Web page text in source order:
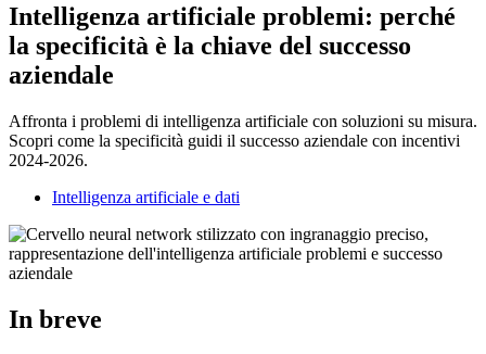
Intelligenza artificiale problemi: perché
la specificità è la chiave del successo
aziendale
Affronta i problemi di intelligenza artificiale con soluzioni su misura.
Scopri come la specificità guidi il successo aziendale con incentivi
2024-2026.
Intelligenza artificiale e dati
In breve